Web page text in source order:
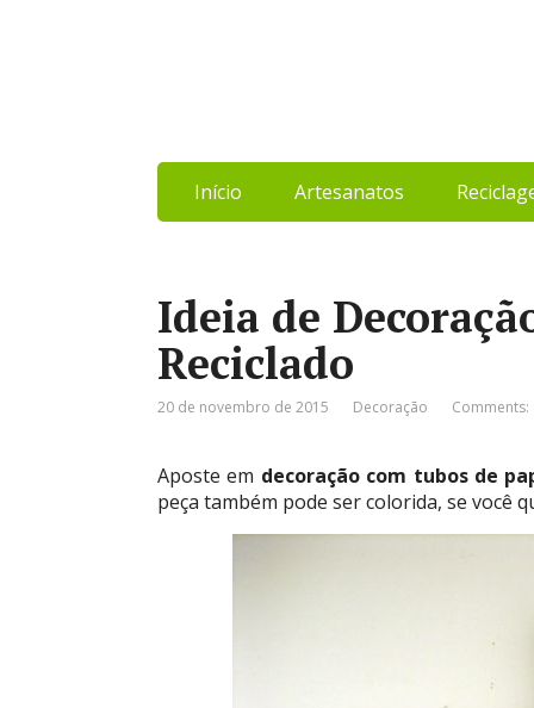
Início Artesanatos
Ideia de
Reciclado
20 de novembro de 2015 Decoração Comments:
Aposte em decoração com tubos de
peça também pode ser colorida, se você